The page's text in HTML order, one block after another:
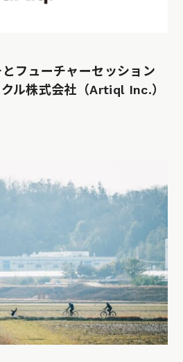
とフューチャーセッション
ル株式会社（Artiql Inc.）